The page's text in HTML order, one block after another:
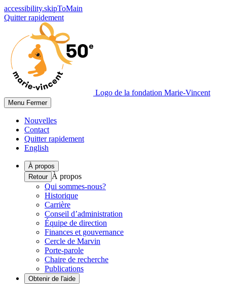
accessibility.skipToMain
Quitter rapidement
Logo de la fondation Marie-Vincent
Menu Fermer
Nouvelles
Contact
Quitter rapidement
English
À propos
Retour À propos
Qui sommes-nous?
Historique
Carrière
Conseil d’administration
Équipe de direction
Finances et gouvernance
Cercle de Marvin
Porte-parole
Chaire de recherche
Publications
Obtenir de l'aide